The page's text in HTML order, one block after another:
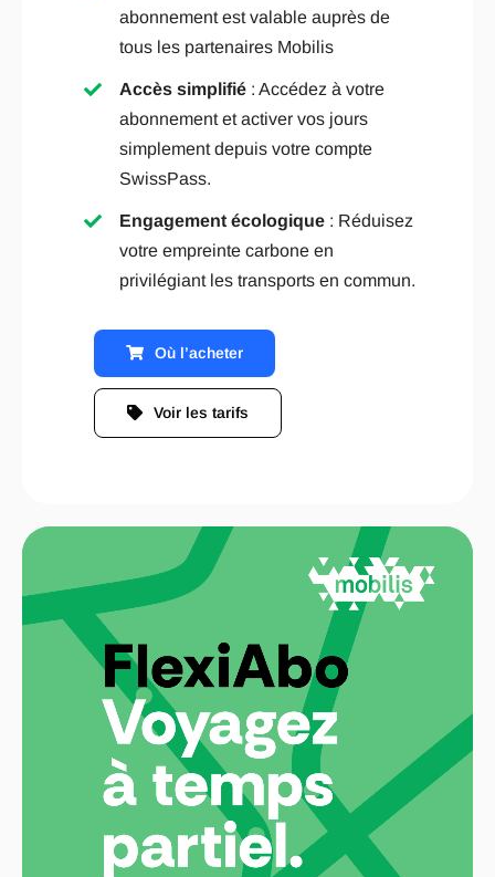
abonnement est valable auprès de
tous les partenaires Mobilis
Accès simplifié : Accédez à votre
abonnement et activer vos jours
simplement depuis votre compte
SwissPass.
Engagement écologique : Réduisez
votre empreinte carbone en
privilégiant les transports en commun.
Où l’acheter
Voir les tarifs